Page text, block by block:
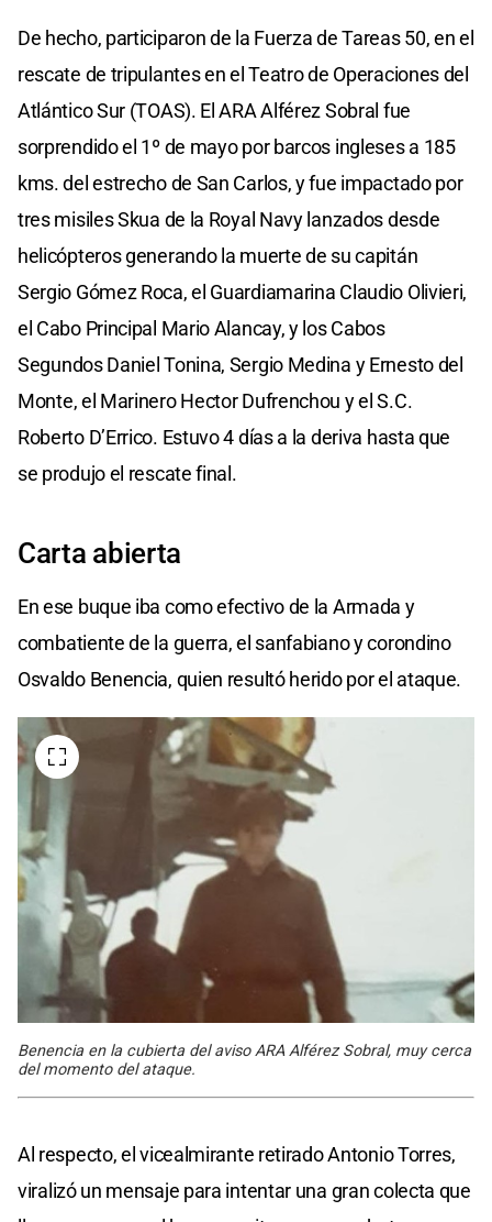
De hecho, participaron de la Fuerza de Tareas 50, en el
rescate de tripulantes en el Teatro de Operaciones del
Atlántico Sur (TOAS). El ARA Alférez Sobral fue
sorprendido el 1º de mayo por barcos ingleses a 185
kms. del estrecho de San Carlos, y fue impactado por
tres misiles Skua de la Royal Navy lanzados desde
helicópteros generando la muerte de su capitán
Sergio Gómez Roca, el Guardiamarina Claudio Olivieri,
el Cabo Principal Mario Alancay, y los Cabos
Segundos Daniel Tonina, Sergio Medina y Ernesto del
Monte, el Marinero Hector Dufrenchou y el S.C.
Roberto D’Errico. Estuvo 4 días a la deriva hasta que
se produjo el rescate final.
Carta abierta
En ese buque iba como efectivo de la Armada y
combatiente de la guerra, el sanfabiano y corondino
Osvaldo Benencia, quien resultó herido por el ataque.
Benencia en la cubierta del aviso ARA Alférez Sobral, muy cerca
del momento del ataque.
Al respecto, el vicealmirante retirado Antonio Torres,
viralizó un mensaje para intentar una gran colecta que